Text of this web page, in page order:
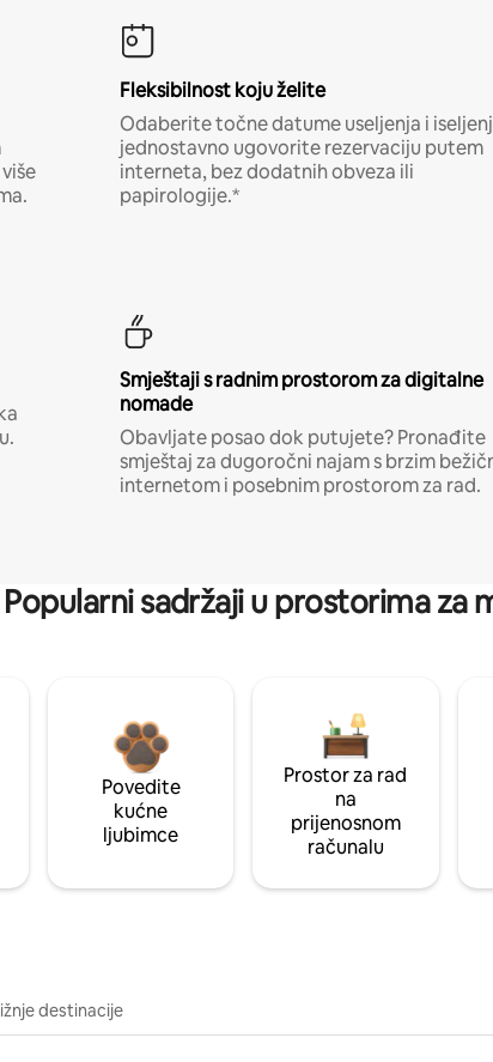
Fleksibilnost koju želite
Odaberite točne datume useljenja i
jednostavno ugovorite rezervaciju putem
interneta, bez dodatnih obveza ili
papirologije.*
Smještaji s radnim prostorom za digitalne
nomade
Obavljate posao dok putujete? Pronađite
smještaj za dugoročni najam s brzim
internetom i posebnim prostorom za rad.
Popularni sadržaji u prostorima za
Povedite
kućne
ljubimce
Prostor za rad
na
prijenosnom
računalu
destinacije